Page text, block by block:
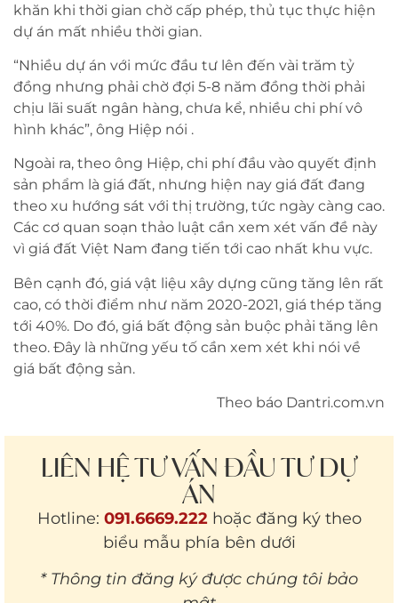
khăn khi thời gian chờ cấp phép, thủ tục thực hiện
dự án mất nhiều thời gian.
“Nhiều dự án với mức đầu tư lên đến vài trăm tỷ
đồng nhưng phải chờ đợi 5-8 năm đồng thời phải
chịu lãi suất ngân hàng, chưa kể, nhiều chi phí vô
hình khác”, ông Hiệp nói .
Ngoài ra, theo ông Hiệp, chi phí đầu vào quyết định
sản phẩm là giá đất, nhưng hiện nay giá đất đang
theo xu hướng sát với thị trường, tức ngày càng cao.
Các cơ quan soạn thảo luật cần xem xét vấn đề này
vì giá đất Việt Nam đang tiến tới cao nhất khu vực.
Bên cạnh đó, giá vật liệu xây dựng cũng tăng lên rất
cao, có thời điểm như năm 2020-2021, giá thép tăng
tới 40%. Do đó, giá bất động sản buộc phải tăng lên
theo. Đây là những yếu tố cần xem xét khi nói về
giá bất động sản.
Theo báo Dantri.com.vn
LIÊN HỆ TƯ VẤN ĐẦU TƯ DỰ
ÁN
Hotline: 091.6669.222 hoặc đăng ký theo
biểu mẫu phía bên dưới
* Thông tin đăng ký được chúng tôi bảo